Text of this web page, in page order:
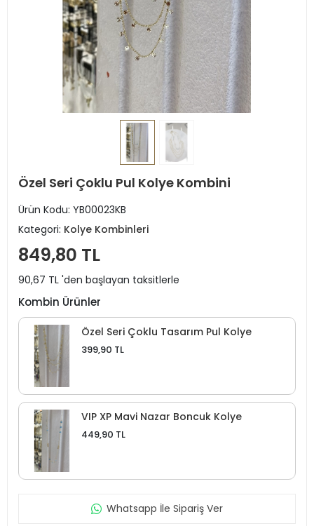
Özel Seri Çoklu Pul Kolye Kombini
Ürün Kodu: YB00023KB
Kategori: Kolye Kombinleri
849,80 TL
90,67 TL 'den başlayan taksitlerle
Kombin Ürünler
Özel Seri Çoklu Tasarım Pul Kolye
399,90 TL
VIP XP Mavi Nazar Boncuk Kolye
449,90 TL
Whatsapp İle Sipariş Ver